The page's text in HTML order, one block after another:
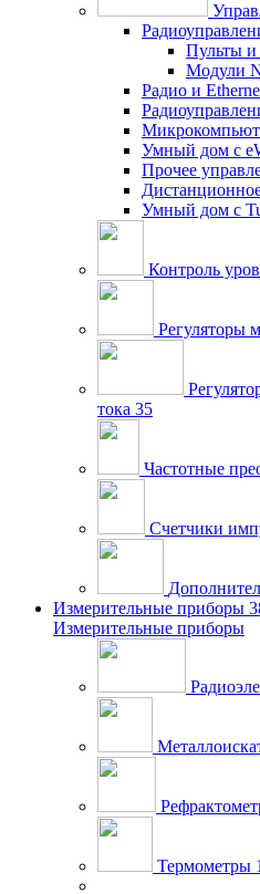
Пульты и
Модули
Радио и
Умный дом c
Прочее
Умный дом с
Контроль
Регуляторы
тока 35
Частотные
Счетчики
Измерительные приборы
Измерительные приборы
Термометры